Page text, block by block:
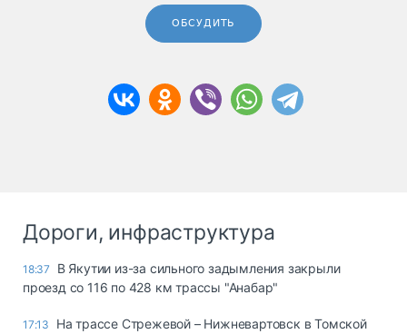
ОБСУДИТЬ
Дороги, инфраструктура
18:37
В Якутии из-за сильного задымления закрыли
проезд со 116 по 428 км трассы "Анабар"
17:13
На трассе Стрежевой – Нижневартовск в Томской